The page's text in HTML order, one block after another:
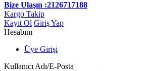
Bize Ulaşın :2126717188
Kargo Takip
Kayıt Ol Giriş Yap
Hesabım
Üye Girişi
Kullanıcı Adı/E-Posta